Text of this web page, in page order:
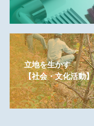
立地を生かす
【社会・文化活動】